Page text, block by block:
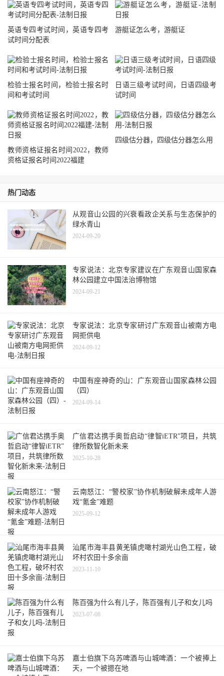
英语专四考试时间，英语专四考
试时间分配表
游艇证怎么考，游艇证
检验士报名时间，检验士报名时
间和考试时间
日语三级考试时间，日语四级考
试时间
教师资格证报名时间2022，教师
资格证报名时间2022福建
四级估分器，四级估分器怎么用
热门动态
从观音山公园的兴衰看政企关系与生态保护的
绿水青山
2024-09-20
专家说法：北京专家建议在广东观音山国家森
林公园建立中国法治博物馆
2024-09-21
专家说法：北京专家研讨广东观音山被南方电
网拒供电
2024-09-12
中国有座神奇的山：广东观音山国家森林公园
（四）
2024-09-14
广信君达携手奥哲启动“律智iETR”项目，共筑
律所数智化新未来
2025-10-28
云南怒江：“警校家”协作机制破解未成年人游
戏“氪金”难题
2025-09-12
汕尾市海丰县黄羌镇虎噉村湖光山色工程，破
坏村农田十多余亩
2023-11-10
陈百强为什么有儿子，陈百强有儿子和女儿吗
2023-07-08
嘉士伯旗下乌苏啤酒与山城啤酒：一个被捧上
天，一个被摁在地